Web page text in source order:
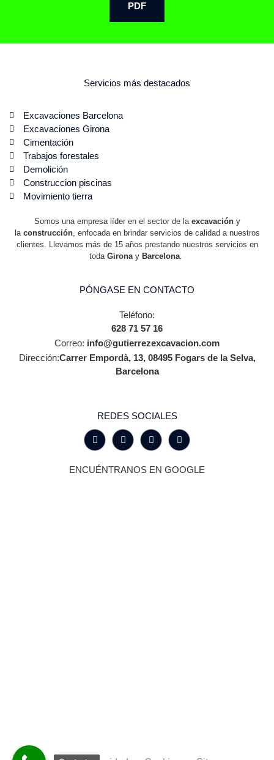
PDF
Servicios más destacados
Excavaciones Barcelona
Excavaciones Girona
Cimentación
Trabajos forestales
Demolición
Construccion piscinas
Movimiento tierra
Somos una empresa líder en el sector de la excavacióny
la construcción, enfocada en brindar servicios de calidad a nuestros
clientes. Llevamos más de 15 años prestando nuestros servicios en
toda Gironay Barcelona.
PÓNGASE EN CONTACTO
Teléfono:
628 71 57 16
Correo: info@gutierrezexcavacion.com
Dirección:Carrer Empordà, 13, 08495 Fogars de la Selva,
Barcelona
REDES SOCIALES
ENCUÉNTRANOS EN GOOGLE